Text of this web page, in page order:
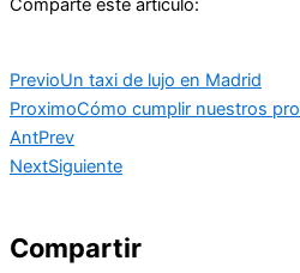
Comparte este artículo:
PrevioUn taxi de lujo en Madrid
ProximoCómo cumplir nuestros
AntPrev
NextSiguiente
Compartir